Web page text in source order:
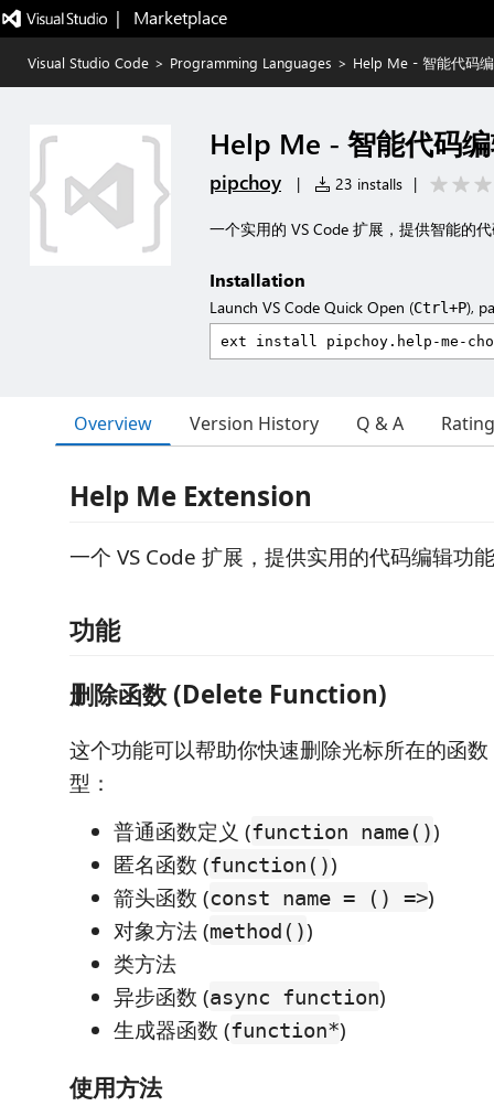
|   Marketplace
Visual Studio Code > Programming Languages > Help Me - 智能代码
Help Me - 智能代码
pipchoy | 23 installs |
一个实用的 VS Code 扩展，提供智能的
Installation
Launch VS Code Quick Open (Ctrl+P),
Overview Version History Q & A
Help Me Extension
一个 VS Code 扩展，提供实用的代码编辑功
功能
删除函数 (Delete Function)
这个功能可以帮助你快速删除光标所在的函
型：
普通函数定义 (function name())
匿名函数 (function())
箭头函数 (const name = () =>)
对象方法 (method())
类方法
异步函数 (async function)
生成器函数 (function*)
使用方法